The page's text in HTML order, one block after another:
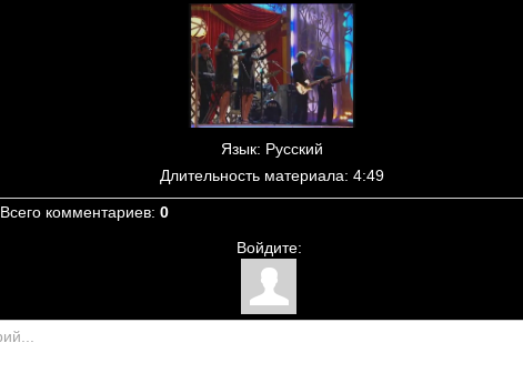
Язык: Русский
Длительность материала: 4:49
Всего комментариев: 0
Войдите: